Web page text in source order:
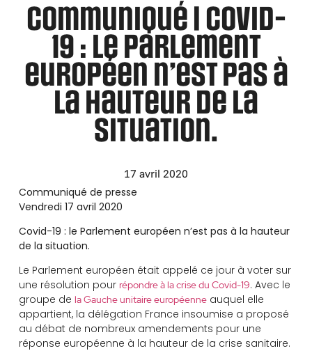
Communiqué | Covid-
19 : le Parlement
européen n’est pas à
la hauteur de la
situation.
17 avril 2020
Communiqué de presse
Vendredi 17 avril 2020
Covid-19 : le Parlement européen n’est pas à la hauteur
de la situation.
Le Parlement européen était appelé ce jour à voter sur
une résolution pour répondre à la crise du Covid-19. Avec le
groupe de la Gauche unitaire européenneauquel elle
appartient, la délégation France insoumise a proposé
au débat de nombreux amendements pour une
réponse européenne à la hauteur de la crise sanitaire.